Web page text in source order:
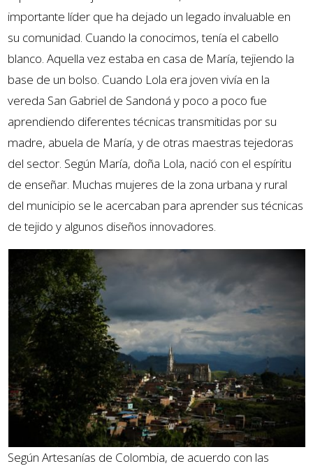
importante líder que ha dejado un legado invaluable en
su comunidad. Cuando la conocimos, tenía el cabello
blanco. Aquella vez estaba en casa de María, tejiendo la
base de un bolso. Cuando Lola era joven vivía en la
vereda San Gabriel de Sandoná y poco a poco fue
aprendiendo diferentes técnicas transmitidas por su
madre, abuela de María, y de otras maestras tejedoras
del sector. Según María, doña Lola, nació con el espíritu
de enseñar. Muchas mujeres de la zona urbana y rural
del municipio se le acercaban para aprender sus técnicas
de tejido y algunos diseños innovadores.
Según Artesanías de Colombia, de acuerdo con las